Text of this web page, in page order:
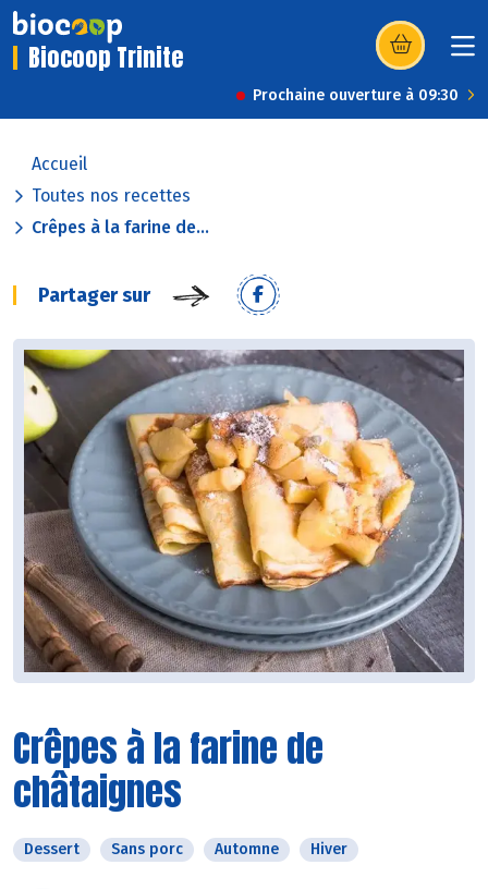
Biocoop Trinite (s’ouvre dans
Prochaine ouverture à 09:30
Accueil
Toutes nos recettes
Crêpes à la farine de...
Partager sur
Crêpes à la farine de
châtaignes
Dessert Sans porc Automne Hiver